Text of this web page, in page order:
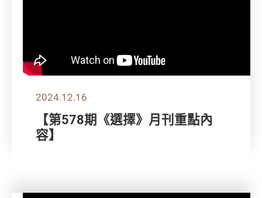
2024.12.16
【第578期《選擇》月刊重點內
容】